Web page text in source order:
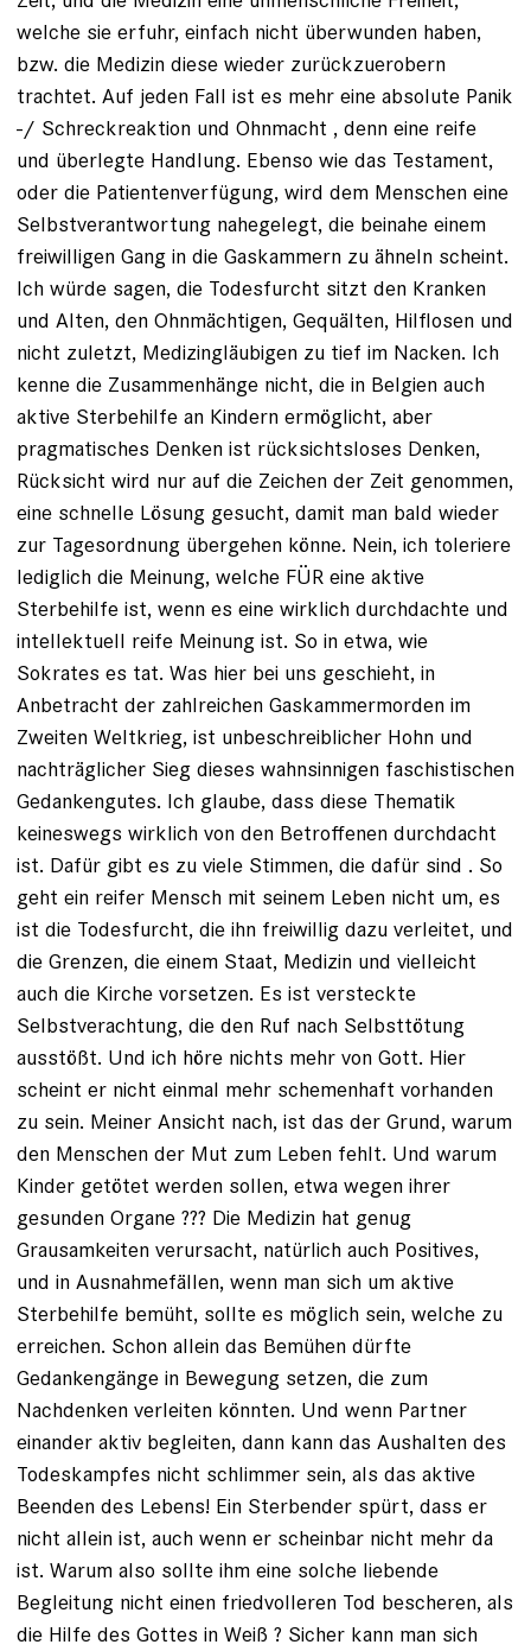
welche sie erfuhr, einfach nicht überwunden haben,
bzw. die Medizin diese wieder zurückzuerobern
trachtet. Auf jeden Fall ist es mehr eine absolute Panik
-/ Schreckreaktion und Ohnmacht , denn eine reife
und überlegte Handlung. Ebenso wie das Testament,
oder die Patientenverfügung, wird dem Menschen eine
Selbstverantwortung nahegelegt, die beinahe einem
freiwilligen Gang in die Gaskammern zu ähneln scheint.
Ich würde sagen, die Todesfurcht sitzt den Kranken
und Alten, den Ohnmächtigen, Gequälten, Hilflosen und
nicht zuletzt, Medizingläubigen zu tief im Nacken. Ich
kenne die Zusammenhänge nicht, die in Belgien auch
aktive Sterbehilfe an Kindern ermöglicht, aber
pragmatisches Denken ist rücksichtsloses Denken,
Rücksicht wird nur auf die Zeichen der Zeit genommen,
eine schnelle Lösung gesucht, damit man bald wieder
zur Tagesordnung übergehen könne. Nein, ich toleriere
lediglich die Meinung, welche FÜR eine aktive
Sterbehilfe ist, wenn es eine wirklich durchdachte und
intellektuell reife Meinung ist. So in etwa, wie
Sokrates es tat. Was hier bei uns geschieht, in
Anbetracht der zahlreichen Gaskammermorden im
Zweiten Weltkrieg, ist unbeschreiblicher Hohn und
nachträglicher Sieg dieses wahnsinnigen faschistischen
Gedankengutes. Ich glaube, dass diese Thematik
keineswegs wirklich von den Betroffenen durchdacht
ist. Dafür gibt es zu viele Stimmen, die dafür sind . So
geht ein reifer Mensch mit seinem Leben nicht um, es
ist die Todesfurcht, die ihn freiwillig dazu verleitet, und
die Grenzen, die einem Staat, Medizin und vielleicht
auch die Kirche vorsetzen. Es ist versteckte
Selbstverachtung, die den Ruf nach Selbsttötung
ausstößt. Und ich höre nichts mehr von Gott. Hier
scheint er nicht einmal mehr schemenhaft vorhanden
zu sein. Meiner Ansicht nach, ist das der Grund, warum
den Menschen der Mut zum Leben fehlt. Und warum
Kinder getötet werden sollen, etwa wegen ihrer
gesunden Organe ??? Die Medizin hat genug
Grausamkeiten verursacht, natürlich auch Positives,
und in Ausnahmefällen, wenn man sich um aktive
Sterbehilfe bemüht, sollte es möglich sein, welche zu
erreichen. Schon allein das Bemühen dürfte
Gedankengänge in Bewegung setzen, die zum
Nachdenken verleiten könnten. Und wenn Partner
einander aktiv begleiten, dann kann das Aushalten des
Todeskampfes nicht schlimmer sein, als das aktive
Beenden des Lebens! Ein Sterbender spürt, dass er
nicht allein ist, auch wenn er scheinbar nicht mehr da
ist. Warum also sollte ihm eine solche liebende
Begleitung nicht einen friedvolleren Tod bescheren, als
die Hilfe des Gottes in Weiß ? Sicher kann man sich